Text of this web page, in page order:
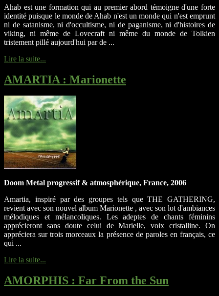
Ahab est une formation qui au premier abord témoigne d'une forte
identité puisque le monde de Ahab n'est un monde qui n'est emprunt
ni de satanisme, ni d'occultisme, ni de paganisme, ni d'histoires de
viking, ni même de Lovecraft ni même du monde de Tolkien
tristement pillé aujourd'hui par de ...
Lire la suite...
AMARTIA : Marionette
Doom Metal progressif & atmosphérique, France, 2006
Amartia, inspiré par des groupes tels que THE GATHERING,
revient avec son nouvel album Marionette , avec son lot d'ambiances
mélodiques et mélancoliques. Les adeptes de chants féminins
apprécieront sans doute celui de Marielle, voix cristalline. On
appréciera sur trois morceaux la présence de paroles en français, ce
qui ...
Lire la suite...
AMORPHIS : Far From the Sun